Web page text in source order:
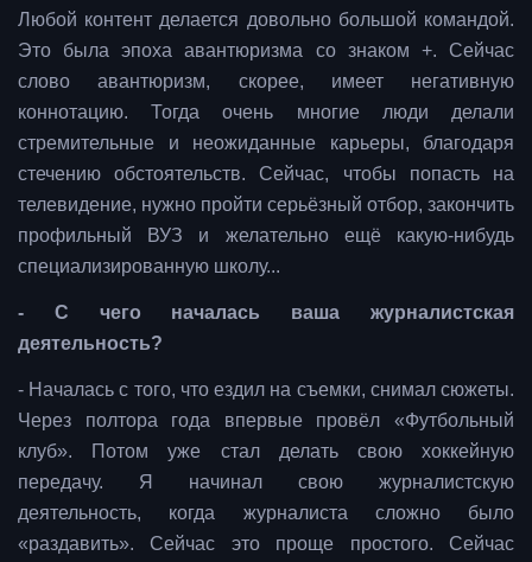
Любой контент делается довольно большой командой.
Это была эпоха авантюризма со знаком +. Сейчас
слово авантюризм, скорее, имеет негативную
коннотацию. Тогда очень многие люди делали
стремительные и неожиданные карьеры, благодаря
стечению обстоятельств. Сейчас, чтобы попасть на
телевидение, нужно пройти серьёзный отбор, закончить
профильный ВУЗ и желательно ещё какую-нибудь
специализированную школу...
- С чего началась ваша журналистская
деятельность?
- Началась с того, что ездил на съемки, снимал сюжеты.
Через полтора года впервые провёл «Футбольный
клуб». Потом уже стал делать свою хоккейную
передачу. Я начинал свою журналистскую
деятельность, когда журналиста сложно было
«раздавить». Сейчас это проще простого. Сейчас